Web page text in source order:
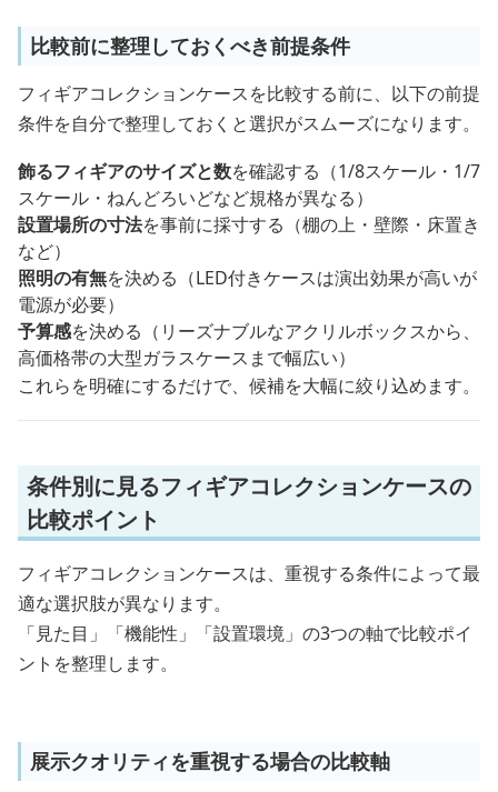
比較前に整理しておくべき前提条件
フィギアコレクションケースを比較する前に、以下の前提
条件を自分で整理しておくと選択がスムーズになります。
飾るフィギアのサイズと数を確認する（1/8スケール・1/7
スケール・ねんどろいどなど規格が異なる）
設置場所の寸法を事前に採寸する（棚の上・壁際・床置き
など）
照明の有無を決める（LED付きケースは演出効果が高いが
電源が必要）
予算感を決める（リーズナブルなアクリルボックスから、
高価格帯の大型ガラスケースまで幅広い）
これらを明確にするだけで、候補を大幅に絞り込めます。
条件別に見るフィギアコレクションケースの
比較ポイント
フィギアコレクションケースは、重視する条件によって最
適な選択肢が異なります。
「見た目」「機能性」「設置環境」の3つの軸で比較ポイ
ントを整理します。
展示クオリティを重視する場合の比較軸